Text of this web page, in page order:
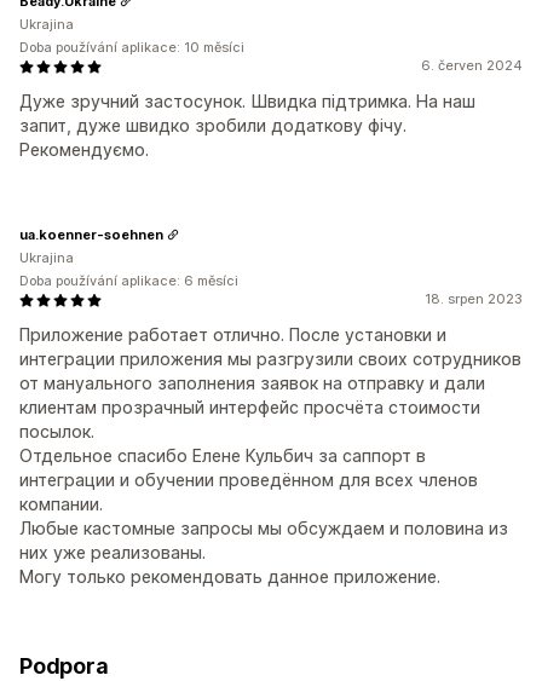
6. červen 2024
Дуже зручний застосунок. Швидка підтримка. На наш
запит, дуже швидко зробили додаткову фічу.
Рекомендуємо.
Ukrajina
Doba používání aplikace: 10 měsíci
18. srpen 2023
Приложение работает отлично. После установки и
интеграции приложения мы разгрузили своих сотрудников
от мануального заполнения заявок на отправку и дали
клиентам прозрачный интерфейс просчёта стоимости
посылок.
Отдельное спасибо Елене Кульбич за саппорт в
интеграции и обучении проведённом для всех членов
компании.
Любые кастомные запросы мы обсуждаем и половина из
них уже реализованы.
Могу только рекомендовать данное приложение.
ua.koenner-soehnen
Ukrajina
Doba používání aplikace: 6 měsíci
Podpora